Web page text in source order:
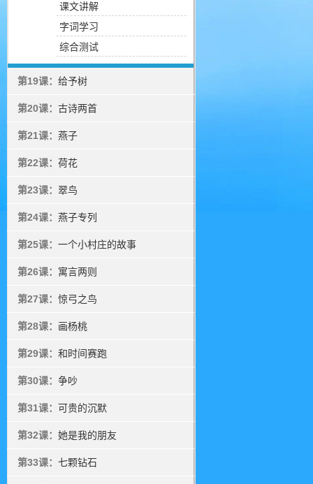
课文讲解
字词学习
综合测试
第19课： 给予树
第20课： 古诗两首
第21课： 燕子
第22课： 荷花
第23课： 翠鸟
第24课： 燕子专列
第25课： 一个小村庄的故事
第26课： 寓言两则
第27课： 惊弓之鸟
第28课： 画杨桃
第29课： 和时间赛跑
第30课： 争吵
第31课： 可贵的沉默
第32课： 她是我的朋友
第33课： 七颗钻石